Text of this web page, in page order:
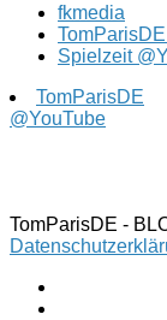
fkmedia
Spielzeit
TomParisDE
@YouTube
TomParisDE -